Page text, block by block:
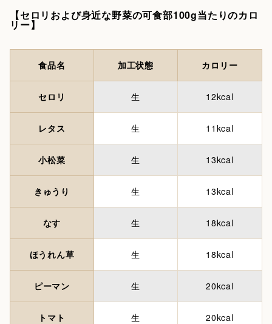
【セロリおよび身近な野菜の可食部100g当たりのカロ
リー】
食品名 加工状態 カロリー
セロリ 生 12kcal
レタス 生 11kcal
小松菜 生 13kcal
きゅうり 生 13kcal
なす 生 18kcal
ほうれん草 生 18kcal
ピーマン 生 20kcal
トマト 生 20kcal